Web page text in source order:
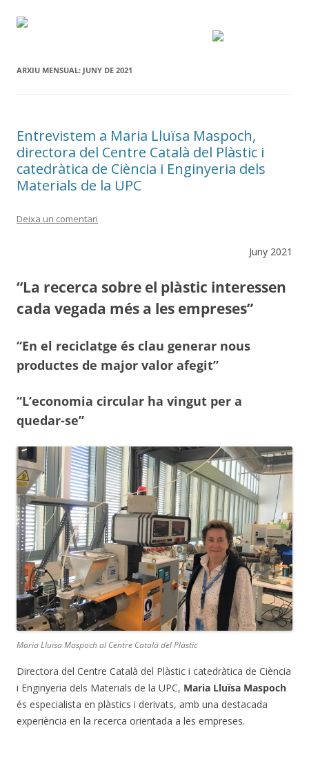
ARXIU MENSUAL: JUNY DE 2021
Entrevistem a Maria Lluïsa Maspoch,
directora del Centre Català del Plàstic i
catedràtica de Ciència i Enginyeria dels
Materials de la UPC
Deixa un comentari
Juny 2021
“La recerca sobre el plàstic interessen
cada vegada més a les empreses”
“En el reciclatge és clau generar nous
productes de major valor afegit”
“L’economia circular ha vingut per a
quedar-se”
Maria Lluïsa Maspoch al Centre Català del Plàstic
Directora del Centre Català del Plàstic i catedràtica de Ciència
i Enginyeria dels Materials de la UPC, Maria Lluïsa Maspoch
és especialista en plàstics i derivats, amb una destacada
experiència en la recerca orientada a les empreses.